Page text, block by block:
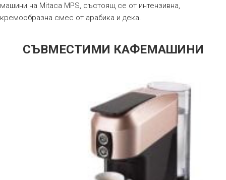
машини на Mitaca MPS, състоящ се от интензивна,
кремообразна смес от арабика и дека.
СЪВМЕСТИМИ КАФЕМАШИНИ